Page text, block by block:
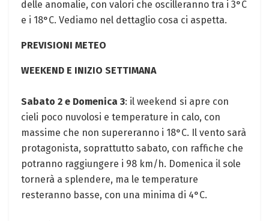
delle anomalie, con valori che oscilleranno tra i 3°C
e i 18°C. Vediamo nel dettaglio cosa ci aspetta.
PREVISIONI METEO
WEEKEND E INIZIO SETTIMANA
Sabato 2 e Domenica 3: il weekend si apre con
cieli poco nuvolosi e temperature in calo, con
massime che non supereranno i 18°C. Il vento sarà
protagonista, soprattutto sabato, con raffiche che
potranno raggiungere i 98 km/h. Domenica il sole
tornerà a splendere, ma le temperature
resteranno basse, con una minima di 4°C.